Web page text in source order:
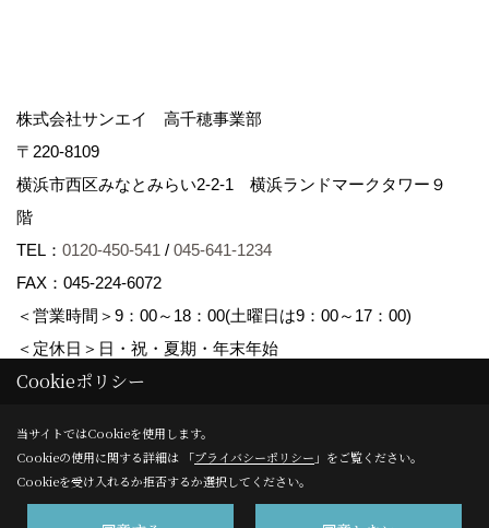
株式会社サンエイ 高千穂事業部
〒220-8109
横浜市西区みなとみらい2-2-1 横浜ランドマークタワー９
階
TEL： 0120-450-541 / 045-641-1234
FAX：045-224-6072
＜営業時間＞9：00～18：00(土曜日は9：00～17：00)
＜定休日＞日・祝・夏期・年末年始
Copyright (c) Sanei corp. All Rights Reserved.
Produced byゴデスクリエイト
Cookieポリシー
当サイトではCookieを使用します。
Cookieの使用に関する詳細は 「プライバシーポリシー 」をご覧ください。
Cookieを受け入れるか拒否するか選択してください。